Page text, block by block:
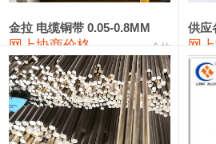
铸造铝合金锭(A380） 26,300—26,500
铝合金ADC12 24,200—24,400
铸造铝合金锭(ZL102) 24,300—24,500
金拉 电缆铜带 0.05-0.8MM
网上协商价格 金拉
供应
网